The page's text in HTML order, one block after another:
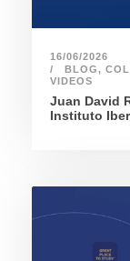
16/06/2026
BLOG,
VIDEOS
Juan David
Instituto